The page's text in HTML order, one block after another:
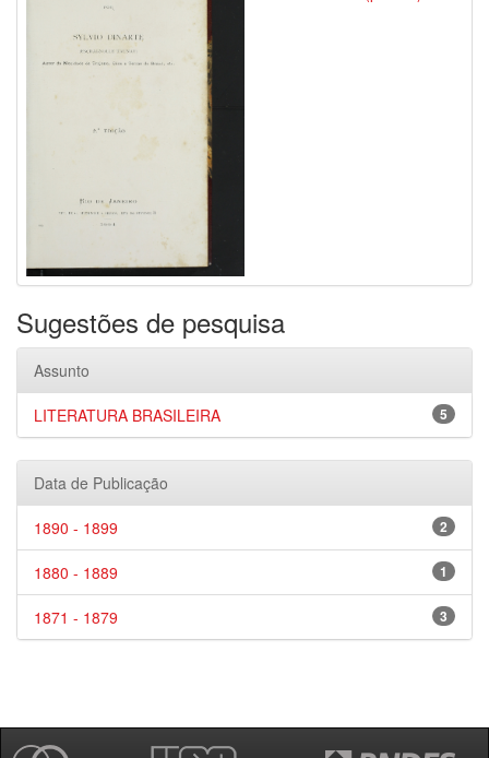
Sugestões de pesquisa
Assunto
5
LITERATURA BRASILEIRA
Data de Publicação
2
1890 - 1899
1
1880 - 1889
3
1871 - 1879